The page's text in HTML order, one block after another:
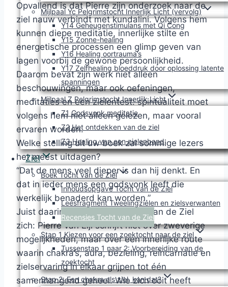
Mijlpaal Yc Pelgrimstocht Innerlijk Licht (vervolg)
Y14 Geheugenstimulans met Qi Cong
Y15 Zonne-healing
Y16 Healing oortrauma’s
Y17 Zelfhealing bloeddruk door oplossing latente
spanningen
Mijlpaal Z Pelgrimstocht Innerlijk Licht
Z1 Godsvonk meditatie
Z2 Het ontdekken van de ziel
Z3 Healing van een zielenband
Ziel
Boek Tocht van de Ziel
Inhoudsopgave Tocht van de Ziel
Leesfragment Tweelingzielen en zielsverwanten
Recensies Tocht van de Ziel
Stap 1 Kiezen voor een zoektocht naar de ziel
Tussenstap 1 naar 2: Voorbereiding van de
zoektocht
Stap 2: Een chakra als ziel, kan dat?
Opvallend is dat Pierre zijn onderzoek naar de
ziel nauw verbindt met kundalini. Volgens hem
kunnen diepe meditatie, innerlijke stilte en
energetische processen een glimp geven van
lagen voorbij de gewone persoonlijkheid.
Daarom bevat zijn werk niet alleen
beschouwingen, maar ook oefeningen,
meditaties en een zielentest: spiritualiteit moet
volgens hem niet alleen gelezen, maar vooral
ervaren worden.
Welke stelling uit uw boek zal sommige lezers
het meest uitdagen?
“Dat de mens veel dieper is dan hij denkt. En
dat in ieder mens een godsvonk leeft die
werkelijk benaderd kan worden.”
Juist daarin onderscheidt Tocht van de Ziel
zich: Pierre van Eijl schrijft niet over zweverige
mogelijkheden, maar over een innerlijke route
waarin chakra’s, aura, bezieling, reïncarnatie en
zielservaring in elkaar grijpen tot één
samenhangend geheel. Wie zich ooit heeft